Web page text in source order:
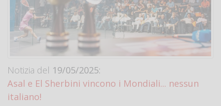
Notizia del 19/05/2025:
Asal e El Sherbini vincono i Mondiali... nessun
italiano!